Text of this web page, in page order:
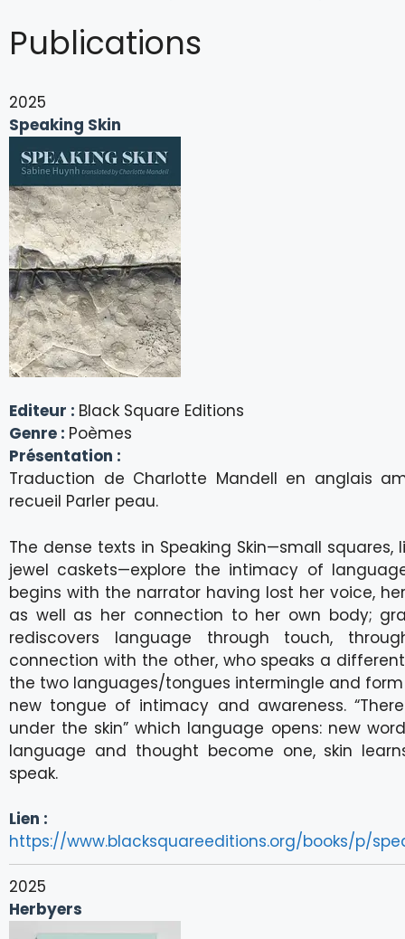
Publications
2025
Speaking Skin
Editeur : Black Square Editions
Genre : Poèmes
Présentation :
Traduction de Charlotte Mandell en anglais
recueil Parler peau.
The dense texts in Speaking Skin—small squares,
jewel caskets—explore the intimacy of
begins with the narrator having lost her voice,
as well as her connection to her own body;
rediscovers language through touch,
connection with the other, who speaks a
the two languages/tongues intermingle and
new tongue of intimacy and awareness.
under the skin” which language opens: new
language and thought become one, skin
speak.
Lien :
https://www.blacksquareeditions.org/books/p/
2025
Herbyers